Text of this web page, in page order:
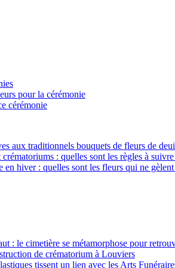
pour la cérémonie
cérémonie
aux traditionnels bouquets de fleurs de
: quelles sont les règles à
en hiver : quelles sont les fleurs qui ne gèlent
: le cimetière se métamorphose pour
de crématorium à Louviers
tissent un lien avec les Arts